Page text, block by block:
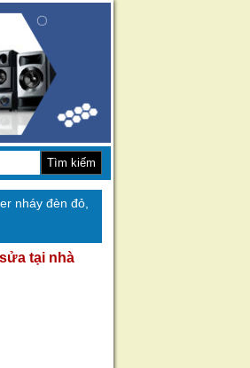
Tìm kiếm
nháy đèn đỏ,
tại nhà